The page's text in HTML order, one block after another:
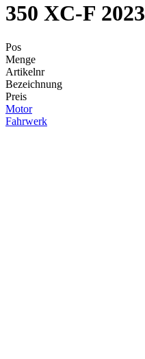
350 XC-F 2023
Pos
Menge
Artikelnr
Bezeichnung
Preis
Motor
Fahrwerk